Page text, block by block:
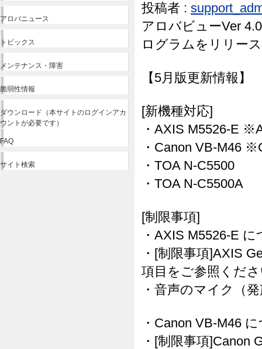
アロバニュース
トピックス
メンテナンス・障害
脆弱性情報
ダウンロード（本サイトのログインアカ
ウントが必要です）
FAQ
サイト検索
投稿者 :
アロバビューVer
ログラムをリリー
【5月版更新情報】
[新機種対応]
・AXIS M5526-E
・Canon VB-M46
・TOA N-C5500
・TOA N-C5500A
[制限事項]
・AXIS M5526-E
・[制限事項]AXIS
項目をご参照くだ
・音声のマイク（
・Canon VB-M46
・[制限事項]Canon